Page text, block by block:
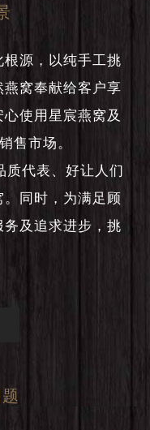
源，以纯手工挑
窝奉献给客户享
使用星宸燕窝及
售市场。
质代表、好让人们
同时，为满足顾
及追求进步，挑